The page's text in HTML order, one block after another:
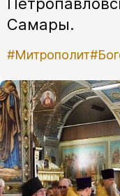
Самары.
#Митрополит